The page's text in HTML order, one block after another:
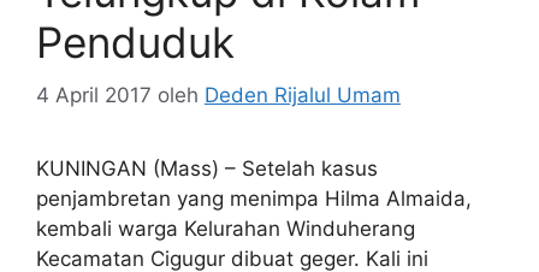
Penduduk
4 April 2017 oleh Deden Rijalul Umam
KUNINGAN (Mass) – Setelah kasus
penjambretan yang menimpa Hilma Almaida,
kembali warga Kelurahan Winduherang
Kecamatan Cigugur dibuat geger. Kali ini